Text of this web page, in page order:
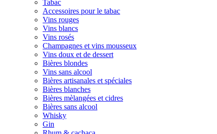
Tabac
Accessoires pour le tabac
Vins rouges
Vins blancs
Vins rosés
Champagnes et vins mousseux
Vins doux et de dessert
Bières blondes
Vins sans alcool
Bières artisanales et spéciales
Bières blanches
Bières mèlangées et cidres
Bières sans alcool
Whisky
Gin